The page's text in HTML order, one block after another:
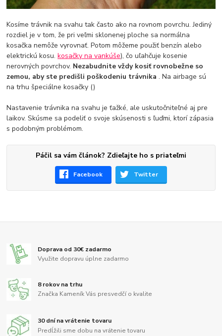
Kosíme trávnik na svahu tak často ako na rovnom povrchu. Jediný
rozdiel je v tom, že pri veľmi sklonenej ploche sa normálna
kosačka nemôže vyrovnať. Potom môžeme použiť benzín alebo
elektrickú kosu.kosačky na vankúše), čo uľahčuje kosenie
nerovných povrchov. Nezabudnite vždy kosiť rovnobežne so
zemou, aby ste predišli poškodeniu trávnika. Na airbage sú
na trhu špeciálne kosačky ()
Nastavenie trávnika na svahu je ťažké, ale uskutočniteľné aj pre
laikov. Skúsme sa podeliť o svoje skúsenosti s ľuďmi, ktorí zápasia
s podobným problémom.
Páčil sa vám článok? Zdieľajte ho s priateľmi
Facebook Twitter
Doprava od 30€ zadarmo
Využite dopravu úplne zadarmo
8 rokov na trhu
Značka Kameník Vás presvedčí o kvalite
30 dní na vrátenie tovaru
Predĺžili sme dobu na vrátenie tovaru